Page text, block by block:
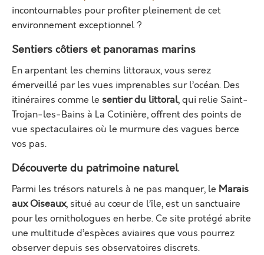
incontournables pour profiter pleinement de cet
environnement exceptionnel ?
Sentiers côtiers et panoramas marins
En arpentant les chemins littoraux, vous serez
émerveillé par les vues imprenables sur l’océan. Des
itinéraires comme le sentier du littoral, qui relie Saint-
Trojan-les-Bains à La Cotinière, offrent des points de
vue spectaculaires où le murmure des vagues berce
vos pas.
Découverte du patrimoine naturel
Parmi les trésors naturels à ne pas manquer, le Marais
aux Oiseaux, situé au cœur de l’île, est un sanctuaire
pour les ornithologues en herbe. Ce site protégé abrite
une multitude d’espèces aviaires que vous pourrez
observer depuis ses observatoires discrets.